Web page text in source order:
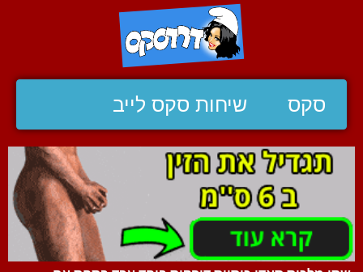
סקס שיחות סקס לייב